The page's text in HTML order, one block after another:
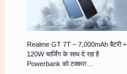
Realme GT 7T – 7,000mAh बैटरी +
120W चार्जिंग के साथ दे रहा है
Powerbank को टक्कर!…